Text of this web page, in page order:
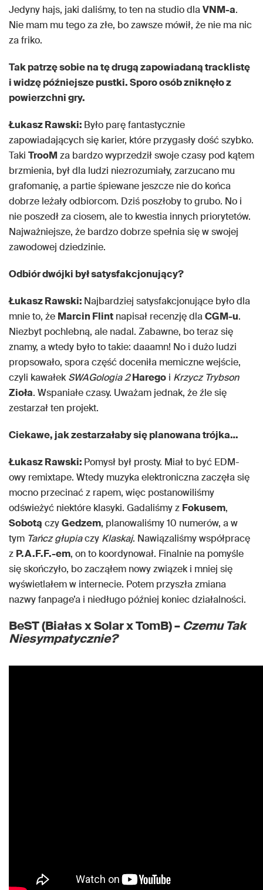
Jedyny hajs, jaki daliśmy, to ten na studio dlaVNM-a.
Nie mam mu tego za złe, bo zawsze mówił, że nie ma nic
za friko.
Tak patrzę sobie na tę drugą zapowiadaną tracklistę
i widzę późniejsze pustki. Sporo osób zniknęło z
powierzchni gry.
Łukasz Rawski: Było parę fantastycznie
zapowiadających się karier, które przygasły dość szybko.
Taki TrooMza bardzo wyprzedził swoje czasy pod kątem
brzmienia, był dla ludzi niezrozumiały, zarzucano mu
grafomanię, a partie śpiewane jeszcze nie do końca
dobrze leżały odbiorcom. Dziś poszłoby to grubo. No i
nie poszedł za ciosem, ale to kwestia innych priorytetów.
Najważniejsze, że bardzo dobrze spełnia się w swojej
zawodowej dziedzinie.
Odbiór dwójki był satysfakcjonujący?
Łukasz Rawski: Najbardziej satysfakcjonujące było dla
mnie to, że Marcin Flint napisał recenzję dlaCGM-u.
Niezbyt pochlebną, ale nadal. Zabawne, bo teraz się
znamy, a wtedy było to takie: daaamn! No i dużo ludzi
propsowało, spora część doceniła memiczne wejście,
czyli kawałekSWAGologia 2 Harego i Krzycz Trybson
Zioła. Wspaniałe czasy. Uważam jednak, że źle się
zestarzał ten projekt.
Ciekawe, jak zestarzałaby się planowana trójka…
Łukasz Rawski: Pomysł był prosty. Miał to być EDM-
owy remixtape. Wtedy muzyka elektroniczna zaczęła się
mocno przecinać z rapem, więc postanowiliśmy
odświeżyć niektóre klasyki. Gadaliśmy z Fokusem,
Sobotą czyGedzem, planowaliśmy 10 numerów, a w
tym Tańcz głupiaczy Klaskaj. Nawiązaliśmy współpracę
z P.A.F.F.-em, on to koordynował. Finalnie na pomyśle
się skończyło, bo zacząłem nowy związek i mniej się
wyświetlałem w internecie. Potem przyszła zmiana
nazwy fanpage’a i niedługo później koniec działalności.
BeST (Białas x Solar x TomB) – Czemu Tak
Niesympatycznie?